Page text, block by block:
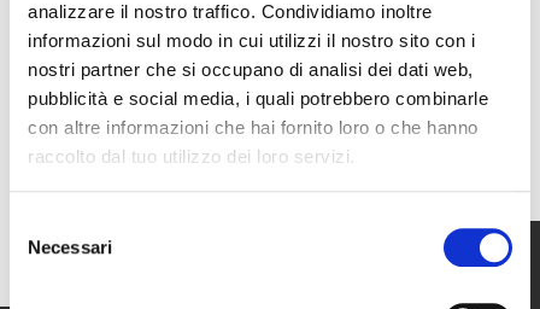
analizzare il nostro traffico. Condividiamo inoltre
informazioni sul modo in cui utilizzi il nostro sito con i
nostri partner che si occupano di analisi dei dati web,
pubblicità e social media, i quali potrebbero combinarle
con altre informazioni che hai fornito loro o che hanno
raccolto dal tuo utilizzo dei loro servizi.
delNecessari
+966 560 987 904
ayman@mono-line.co